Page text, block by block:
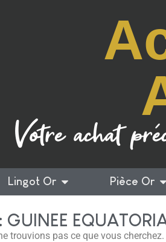
Votre achat
Lingot Or Pièce Or
trouvions pas ce que vous cherchez.